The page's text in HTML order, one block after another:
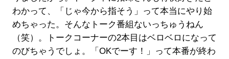
わかって、「じゃ今から指そう」って本当にやり始
めちゃった。そんなトーク番組ないっちゅうねん
（笑）。トークコーナーの2本目はベロベロになって
のびちゃうでしょ。「OKでーす！」って本番が終わ